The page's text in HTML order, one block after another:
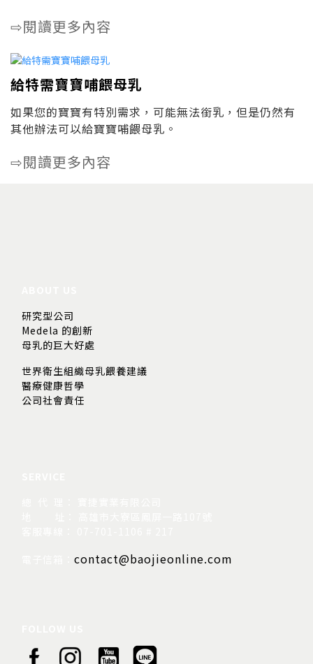
⇨閱讀更多內容
給特需寶寶哺餵母乳
如果您的寶寶有特別需求，可能無法銜乳，但是仍然有
其他辦法可以給寶寶哺餵母乳。
⇨閱讀更多內容
研究型公司
Medela 的創新
母乳的巨大好處
世界衛生組織母乳餵養建議
醫療健康哲學
公司社會責任
contact@baojieonline.com